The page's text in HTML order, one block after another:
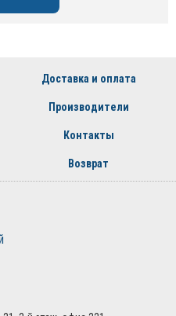
Доставка и оплата
Производители
Контакты
Возврат